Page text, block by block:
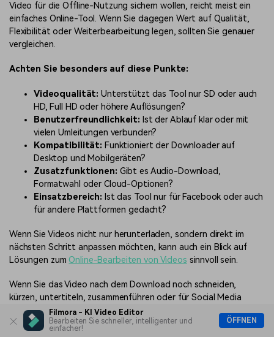
Filmora - KI Video Editor
Bearbeiten Sie schneller, intelligenter und
einfacher!
ÖFFNEN
Video für die Offline-Nutzung sichern wollen, reicht meist ein
einfaches Online-Tool. Wenn Sie dagegen Wert auf Qualität,
Flexibilität oder Weiterbearbeitung legen, sollten Sie genauer
vergleichen.
Achten Sie besonders auf diese Punkte:
Videoqualität: Unterstützt das Tool nur SD oder auch
HD, Full HD oder höhere Auflösungen?
Benutzerfreundlichkeit: Ist der Ablauf klar oder mit
vielen Umleitungen verbunden?
Kompatibilität: Funktioniert der Downloader auf
Desktop und Mobilgeräten?
Zusatzfunktionen: Gibt es Audio-Download,
Formatwahl oder Cloud-Optionen?
Einsatzbereich: Ist das Tool nur für Facebook oder auch
für andere Plattformen gedacht?
Wenn Sie Videos nicht nur herunterladen, sondern direkt im
nächsten Schritt anpassen möchten, kann auch ein Blick auf
Lösungen zumOnline-Bearbeiten von Videos sinnvoll sein.
Wenn Sie das Video nach dem Download noch schneiden,
kürzen, untertiteln, zusammenführen oder für Social Media
anpassen möchten, sollten Sie nicht nur auf den Download
selbst achten, sondern auch direkt an die Weiterbearbeitung